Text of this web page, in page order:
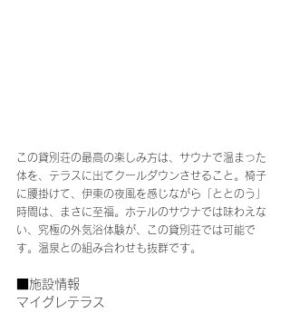
この貸別荘の最高の楽しみ方は、サウナで温まった
体を、テラスに出てクールダウンさせること。椅子
に腰掛けて、伊東の夜風を感じながら「ととのう」
時間は、まさに至福。ホテルのサウナでは味わえな
い、究極の外気浴体験が、この貸別荘では可能で
す。温泉との組み合わせも抜群です。
■施設情報
マイグレテラス